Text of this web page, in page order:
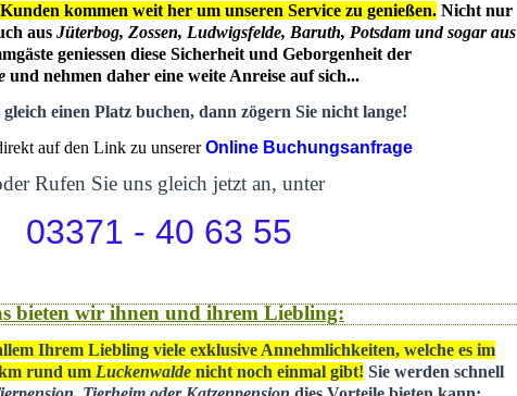
kommen weit her um unseren Service zu genießen.Nicht nur
aus Jüterbog, Zossen, Ludwigsfelde, Baruth, Potsdam und sogar aus
geniessen diese Sicherheit und Geborgenheit der
und nehmen daher eine weite Anreise auf sich...
gleich einen Platz buchen, dann zögern Sie nicht lange!
auf den Link zu unsererOnline Buchungsanfrage
Rufen Sie uns gleich jetzt an, unter
03371 - 40 63 55
bieten wir ihnen und ihrem Liebling:
Ihrem Liebling viele exklusive Annehmlichkeiten, welche es im
rund um Luckenwaldenicht noch einmal gibt! Sie werden schnell